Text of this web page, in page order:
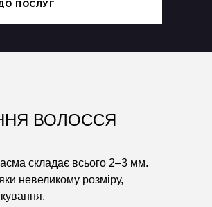
ПОСЛУГ
ВОЛОССЯ
складає всього 2–3 мм.
невеликому розміру,